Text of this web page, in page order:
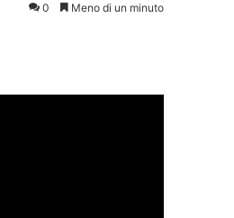
0 Meno di un minuto